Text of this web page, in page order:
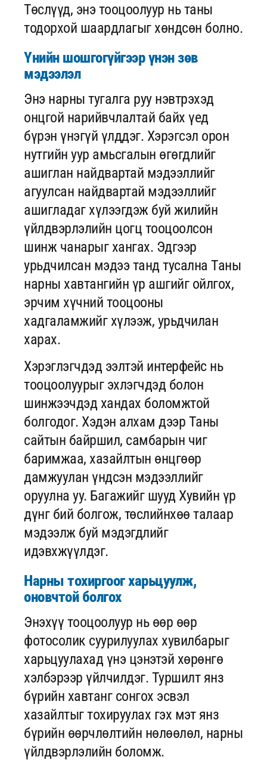
Төслүүд, энэ тооцоолуур нь таны
тодорхой шаардлагыг хөндсөн болно.
Үнийн шошгогүйгээр үнэн зөв
мэдээлэл
Энэ нарны тугалга руу нэвтрэхэд
онцгой нарийвчлалтай байх үед
бүрэн үнэгүй үлддэг. Хэрэгсэл орон
нутгийн уур амьсгалын өгөгдлийг
ашиглан найдвартай мэдээллийг
агуулсан найдвартай мэдээллийг
ашигладаг хүлээгдэж буй жилийн
үйлдвэрлэлийн цогц тооцоолсон
шинж чанарыг хангах. Эдгээр
урьдчилсан мэдээ танд тусална Таны
нарны хавтангийн үр ашгийг ойлгох,
эрчим хүчний тооцооны
хадгаламжийг хүлээж, урьдчилан
харах.
Хэрэглэгчдэд ээлтэй интерфейс нь
тооцоолуурыг эхлэгчдэд болон
шинжээчдэд хандах боломжтой
болгодог. Хэдэн алхам дээр Таны
сайтын байршил, самбарын чиг
баримжаа, хазайлтын өнцгөөр
дамжуулан үндсэн мэдээллийг
оруулна уу. Багажийг шууд Хувийн үр
дүнг бий болгож, төслийнхөө талаар
мэдээлж буй мэдэгдлийг
идэвхжүүлдэг.
Нарны тохиргоог харьцуулж,
оновчтой болгох
Энэхүү тооцоолуур нь өөр өөр
фотосолик суурилуулах хувилбарыг
харьцуулахад үнэ цэнэтэй хөрөнгө
хэлбэрээр үйлчилдэг. Туршилт янз
бүрийн хавтанг сонгох эсвэл
хазайлтыг тохируулах гэх мэт янз
бүрийн өөрчлөлтийн нөлөөлөл, нарны
үйлдвэрлэлийн боломж.